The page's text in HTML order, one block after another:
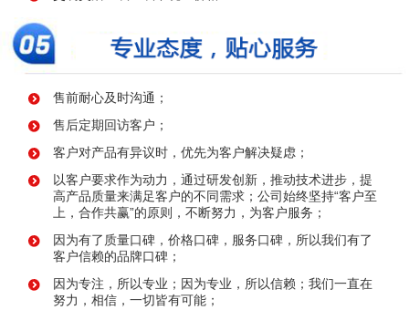
售前耐心及时沟通；
售后定期回访客户；
客户对产品有异议时，优先为客户解决疑虑；
以客户要求作为动力，通过研发创新，推动技术进步，提
高产品质量来满足客户的不同需求；公司始终坚持“客户至
上，合作共赢”的原则，不断努力，为客户服务；
因为有了质量口碑，价格口碑，服务口碑，所以我们有了
客户信赖的品牌口碑；
因为专注，所以专业；因为专业，所以信赖；我们一直在
努力，相信，一切皆有可能；